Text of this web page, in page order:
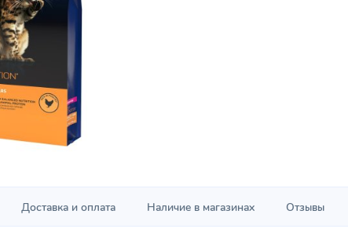
Доставка и оплата Наличие в магазинах Отзывы